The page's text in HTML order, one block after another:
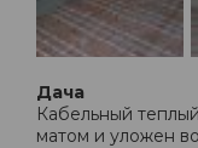
Дача
Кабельный
матом и уложен